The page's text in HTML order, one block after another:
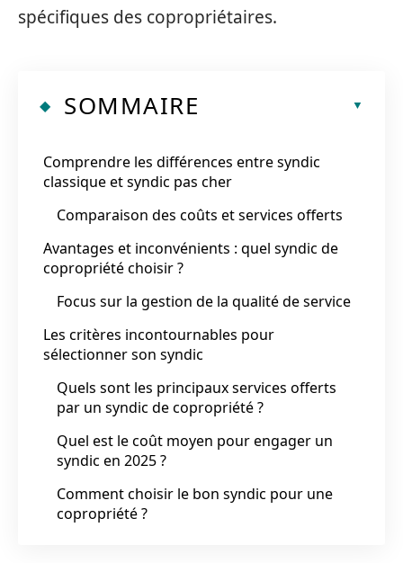
spécifiques des copropriétaires.
SOMMAIRE
Comprendre les différences entre syndic
classique et syndic pas cher
Comparaison des coûts et services offerts
Avantages et inconvénients : quel syndic de
copropriété choisir ?
Focus sur la gestion de la qualité de service
Les critères incontournables pour
sélectionner son syndic
Quels sont les principaux services offerts
par un syndic de copropriété ?
Quel est le coût moyen pour engager un
syndic en 2025 ?
Comment choisir le bon syndic pour une
copropriété ?